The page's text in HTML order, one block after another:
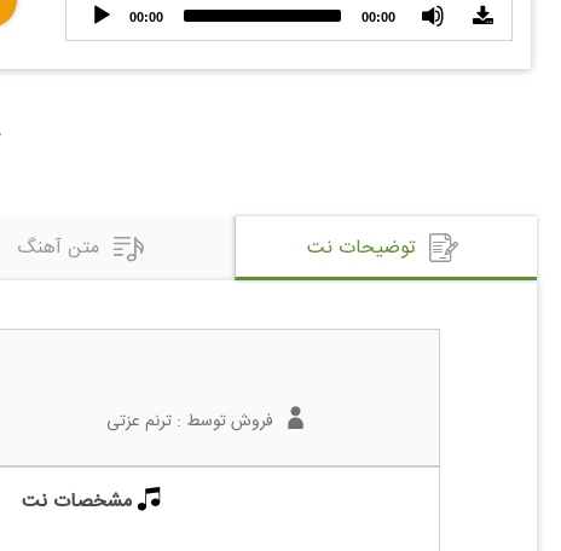
Audio
Player
00:00 00:00
توضیحات نت متن آهنگ
فروش توسط :ترنم عزتی
مشخصات نت